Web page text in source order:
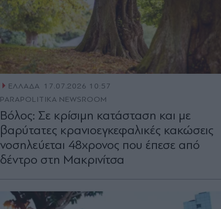
ΕΛΛΑΔΑ
17.07.2026 10:57
PARAPOLITIKA NEWSROOM
Βόλος: Σε κρίσιμη κατάσταση και με
βαρύτατες κρανιοεγκεφαλικές κακώσεις
νοσηλεύεται 48χρονος που έπεσε από
δέντρο στη Μακρινίτσα